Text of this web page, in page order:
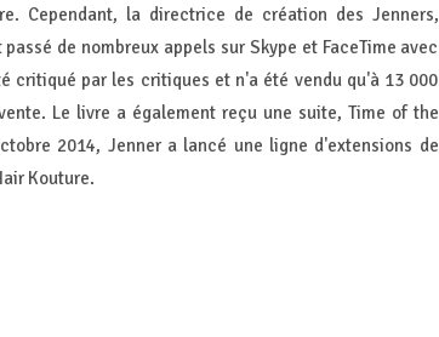
Cependant, la directrice de création des Jenners,
de nombreux appels sur Skype et FaceTime avec
critiqué par les critiques et n'a été vendu qu'à 13 000
Le livre a également reçu une suite, Time of the
2014, Jenner a lancé une ligne d'extensions de
Kouture.